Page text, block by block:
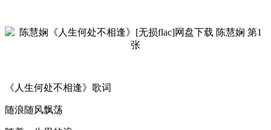
《人生何处不相逢》歌词
随浪随风飘荡